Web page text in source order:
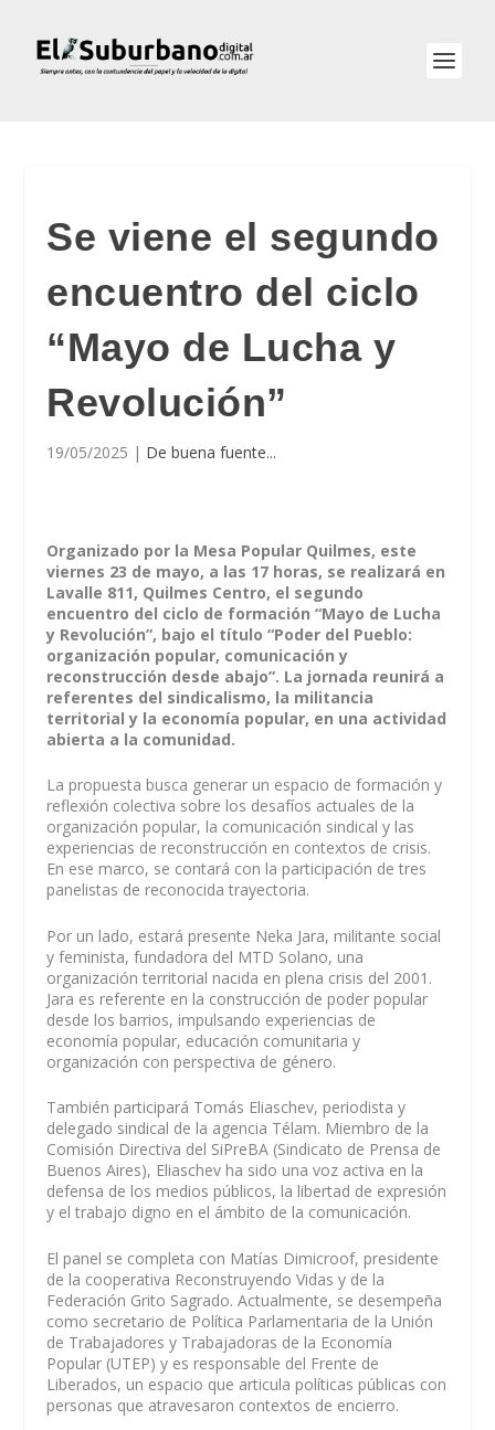
Se viene el segundo
encuentro del ciclo
“Mayo de Lucha y
Revolución”
19/05/2025 | De buena fuente...
Organizado por la Mesa Popular Quilmes, este
viernes 23 de mayo, a las 17 horas, se realizará en
Lavalle 811, Quilmes Centro, el segundo
encuentro del ciclo de formación “Mayo de Lucha
y Revolución”, bajo el título “Poder del Pueblo:
organización popular, comunicación y
reconstrucción desde abajo”. La jornada reunirá a
referentes del sindicalismo, la militancia
territorial y la economía popular, en una actividad
abierta a la comunidad.
La propuesta busca generar un espacio de formación y
reflexión colectiva sobre los desafíos actuales de la
organización popular, la comunicación sindical y las
experiencias de reconstrucción en contextos de crisis.
En ese marco, se contará con la participación de tres
panelistas de reconocida trayectoria.
Por un lado, estará presente Neka Jara, militante social
y feminista, fundadora del MTD Solano, una
organización territorial nacida en plena crisis del 2001.
Jara es referente en la construcción de poder popular
desde los barrios, impulsando experiencias de
economía popular, educación comunitaria y
organización con perspectiva de género.
También participará Tomás Eliaschev, periodista y
delegado sindical de la agencia Télam. Miembro de la
Comisión Directiva del SiPreBA (Sindicato de Prensa de
Buenos Aires), Eliaschev ha sido una voz activa en la
defensa de los medios públicos, la libertad de expresión
y el trabajo digno en el ámbito de la comunicación.
El panel se completa con Matías Dimicroof, presidente
de la cooperativa Reconstruyendo Vidas y de la
Federación Grito Sagrado. Actualmente, se desempeña
como secretario de Política Parlamentaria de la Unión
de Trabajadores y Trabajadoras de la Economía
Popular (UTEP) y es responsable del Frente de
Liberados, un espacio que articula políticas públicas con
personas que atravesaron contextos de encierro.